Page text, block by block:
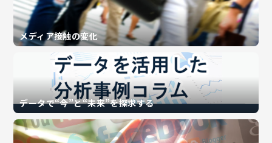
メディア接触の変化
データで“今”と“未来”を探求する